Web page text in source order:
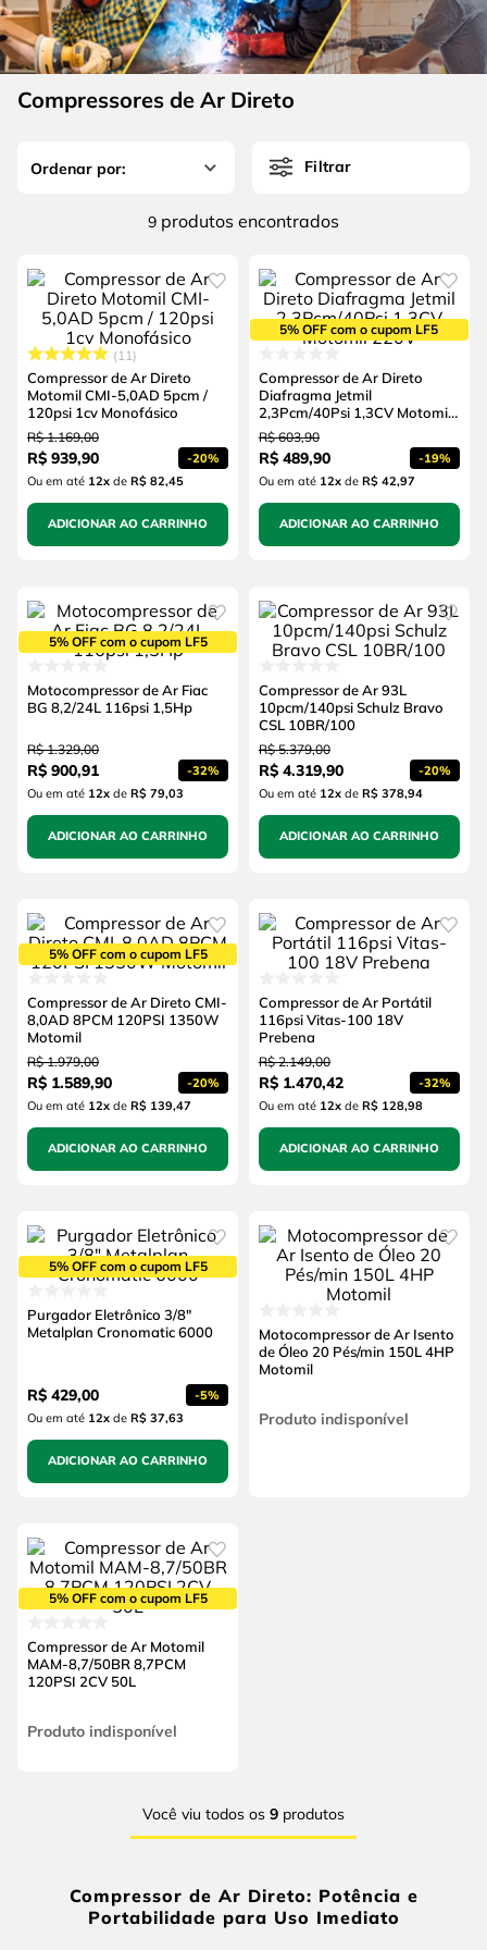
Compressores de Ar Direto
Filtrar
9 produtos
11
Compressor de Ar Direto
Motomil CMI-5,0AD 5pcm /
120psi 1cv Monofásico
R$ 1.169,00
R$ 939,90 -20%
Ou em até 12xde R$ 82,45
ADICIONAR AO CARRINHO
5% OFF com o cupom LF5
Compressor de Ar Direto
Diafragma Jetmil
2,3Pcm/40Psi 1,3CV Motomil
220V
R$ 603,90
R$ 489,90 -19%
Ou em até 12xde R$ 42,97
ADICIONAR AO CARRINHO
5% OFF com o cupom LF5
Motocompressor de Ar Fiac
BG 8,2/24L 116psi 1,5Hp
R$ 1.329,00
R$ 900,91 -32%
Ou em até 12xde R$ 79,03
ADICIONAR AO CARRINHO
Compressor de Ar 93L
10pcm/140psi Schulz Bravo
CSL 10BR/100
R$ 5.379,00
R$ 4.319,90 -20%
Ou em até 12xde R$ 378,94
ADICIONAR AO CARRINHO
5% OFF com o cupom LF5
Compressor de Ar Direto CMI-
8,0AD 8PCM 120PSI 1350W
Motomil
R$ 1.979,00
R$ 1.589,90 -20%
Ou em até 12xde R$ 139,47
ADICIONAR AO CARRINHO
Compressor de Ar Portátil
116psi Vitas-100 18V
Prebena
R$ 2.149,00
R$ 1.470,42 -32%
Ou em até 12xde R$ 128,98
ADICIONAR AO CARRINHO
5% OFF com o cupom LF5
Purgador Eletrônico 3/8"
Metalplan Cronomatic 6000
R$ 429,00 -5%
Ou em até 12xde R$ 37,63
ADICIONAR AO CARRINHO
Motocompressor de Ar Isento
de Óleo 20 Pés/min 150L 4HP
Motomil
Produto indisponível
5% OFF com o cupom LF5
Compressor de Ar Motomil
MAM-8,7/50BR 8,7PCM
120PSI 2CV 50L
Produto indisponível
Você viu todos os 9 produtos
Compressor de Ar Direto: Potência e
Portabilidade para Uso Imediato
6º fio
7º chave impacto
8º disco corte
serra copo
4 º escada
5º serra circular
º
disco corte